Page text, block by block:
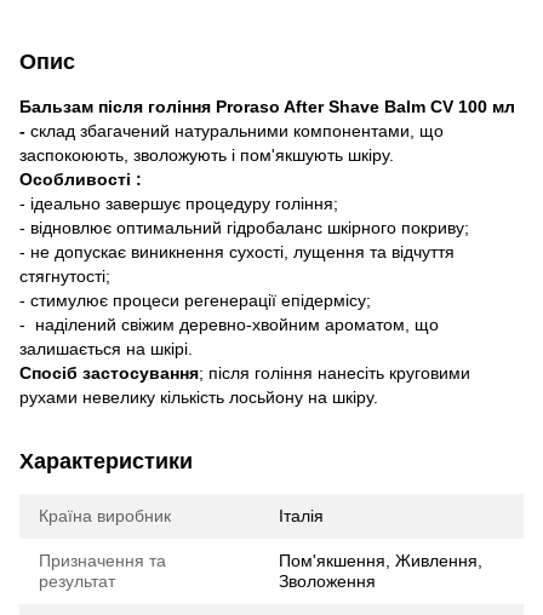
Опис
Бальзам після гоління Proraso After Shave Balm CV 100 мл
- склад збагачений натуральними компонентами, що
заспокоюють, зволожують і пом'якшують шкіру.
Особливості :
- ідеально завершує процедуру гоління;
- відновлює оптимальний гідробаланс шкірного покриву;
- не допускає виникнення сухості, лущення та відчуття
стягнутості;
- стимулює процеси регенерації епідермісу;
- наділений свіжим деревно-хвойним ароматом, що
залишається на шкірі.
Спосіб застосування; після гоління нанесіть круговими
рухами невелику кількість лосьйону на шкіру.
Характеристики
Країна виробник Італія
Призначення та
результат
Пом'якшення, Живлення,
Зволоження